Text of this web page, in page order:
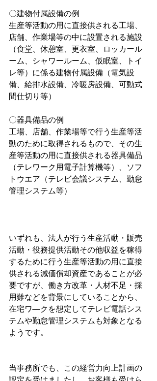
〇建物付属設備の例
生産等活動の用に直接供される工場、
店舗、作業場等の中に設置される施設
（食堂、休憩室、更衣室、ロッカール
ーム、シャワールーム、仮眠室、トイ
レ等）に係る建物付属設備（電気設
備、給排水設備、冷暖房設備、可動式
間仕切り等）
〇器具備品の例
工場、店舗、作業場等で行う生産等活
動のために取得されるもので、その生
産等活動の用に直接供される器具備品
（テレワーク用電子計算機等）、ソフ
トウエア（テレビ会議システム、勤怠
管理システム等）
いずれも、法人が行う生産活動・販売
活動・役務提供活動その他収益を稼得
するために行う生産等活動の用に直接
供される減価償却資産であることが必
要ですが、働き方改革・人材不足・採
用難などを背景にしていることから、
在宅ワ―クを想定してテレビ電話シス
テムや勤怠管理システムも対象となる
ようです。
当事務所でも、この経営力向上計画の